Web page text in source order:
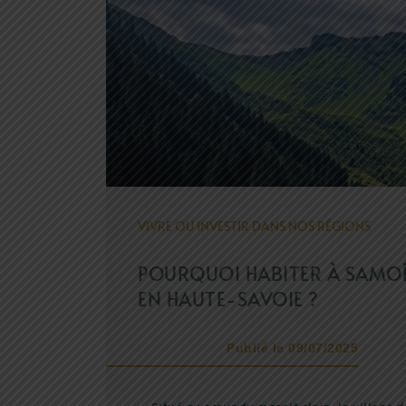
VIVRE OU INVESTIR DANS NOS RÉGIONS
POURQUOI HABITER À
EN HAUTE-SAVOIE ?
Publié le 09/07/2025